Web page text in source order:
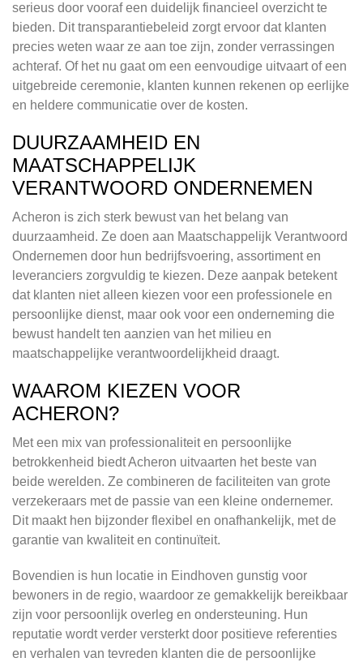
serieus door vooraf een duidelijk financieel overzicht te
bieden. Dit transparantiebeleid zorgt ervoor dat klanten
precies weten waar ze aan toe zijn, zonder verrassingen
achteraf. Of het nu gaat om een eenvoudige uitvaart of een
uitgebreide ceremonie, klanten kunnen rekenen op eerlijke
en heldere communicatie over de kosten.
DUURZAAMHEID EN
MAATSCHAPPELIJK
VERANTWOORD ONDERNEMEN
Acheron is zich sterk bewust van het belang van
duurzaamheid. Ze doen aan Maatschappelijk Verantwoord
Ondernemen door hun bedrijfsvoering, assortiment en
leveranciers zorgvuldig te kiezen. Deze aanpak betekent
dat klanten niet alleen kiezen voor een professionele en
persoonlijke dienst, maar ook voor een onderneming die
bewust handelt ten aanzien van het milieu en
maatschappelijke verantwoordelijkheid draagt.
WAAROM KIEZEN VOOR
ACHERON?
Met een mix van professionaliteit en persoonlijke
betrokkenheid biedt Acheron uitvaarten het beste van
beide werelden. Ze combineren de faciliteiten van grote
verzekeraars met de passie van een kleine ondernemer.
Dit maakt hen bijzonder flexibel en onafhankelijk, met de
garantie van kwaliteit en continuïteit.
Bovendien is hun locatie in Eindhoven gunstig voor
bewoners in de regio, waardoor ze gemakkelijk bereikbaar
zijn voor persoonlijk overleg en ondersteuning. Hun
reputatie wordt verder versterkt door positieve referenties
en verhalen van tevreden klanten die de persoonlijke